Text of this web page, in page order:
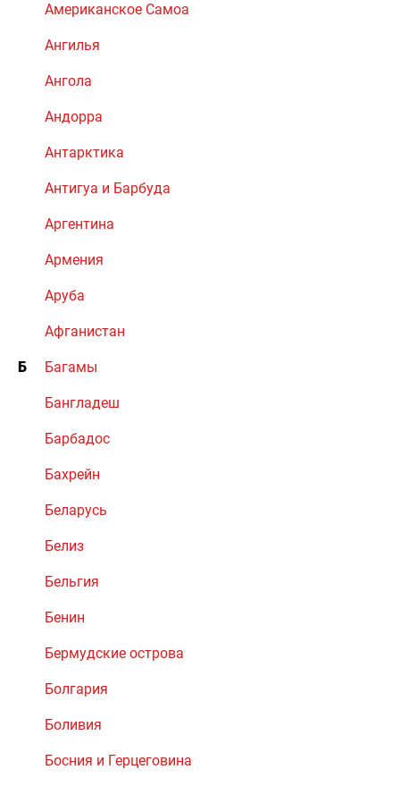
Американское Самоа
Ангилья
Ангола
Андорра
Антарктика
Антигуа и Барбуда
Аргентина
Армения
Аруба
Афганистан
Б Багамы
Бангладеш
Барбадос
Бахрейн
Беларусь
Белиз
Бельгия
Бенин
Бермудские острова
Болгария
Боливия
Босния и Герцеговина